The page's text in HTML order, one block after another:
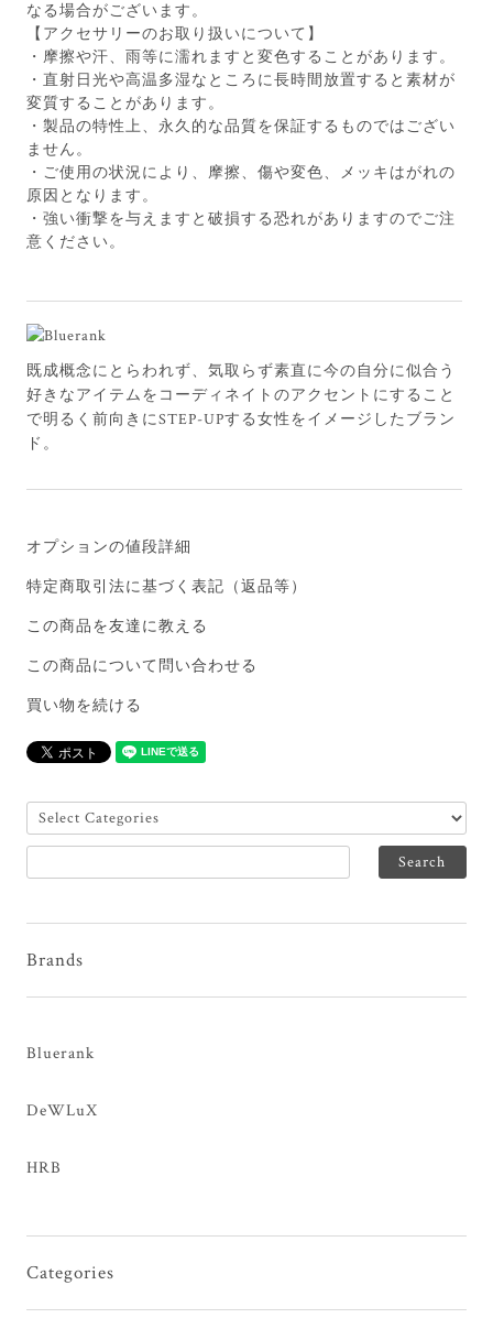
なる場合がございます。
【アクセサリーのお取り扱いについて】
・摩擦や汗、雨等に濡れますと変色することがあります。
・直射日光や高温多湿なところに長時間放置すると素材が
変質することがあります。
・製品の特性上、永久的な品質を保証するものではござい
ません。
・ご使用の状況により、摩擦、傷や変色、メッキはがれの
原因となります。
・強い衝撃を与えますと破損する恐れがありますのでご注
意ください。
既成概念にとらわれず、気取らず素直に今の自分に似合う
好きなアイテムをコーディネイトのアクセントにすること
で明るく前向きにSTEP-UPする女性をイメージしたブラン
ド。
オプションの値段詳細
特定商取引法に基づく表記（返品等）
この商品を友達に教える
この商品について問い合わせる
買い物を続ける
Brands
Bluerank
DeWLuX
HRB
Categories